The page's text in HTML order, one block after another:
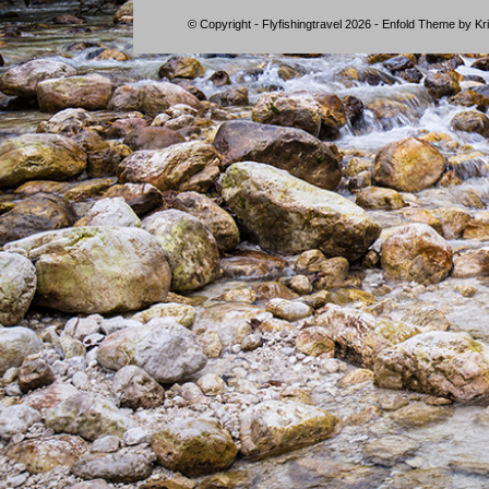
© Copyright - Flyfishingtravel 2026 - Enfold Theme by